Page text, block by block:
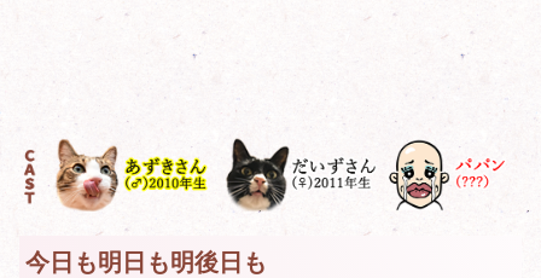
今日も明日も明後日も